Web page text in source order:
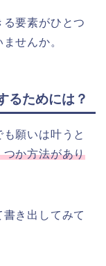
要素がひとつ
せんか。
るためには？
願いは叶うと
つか方法があり
き出してみて